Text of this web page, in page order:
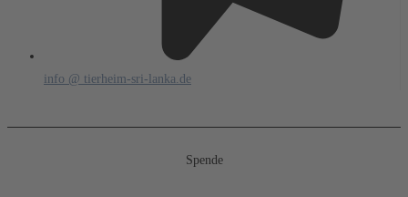
info @ tierheim-sri-lanka.de
Spende